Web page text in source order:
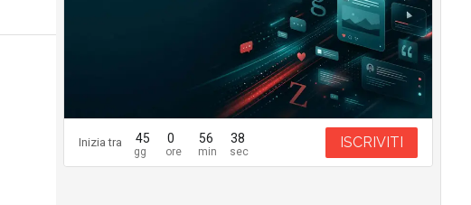
Inizia tra 45 0 56 37 ISCRIVITI